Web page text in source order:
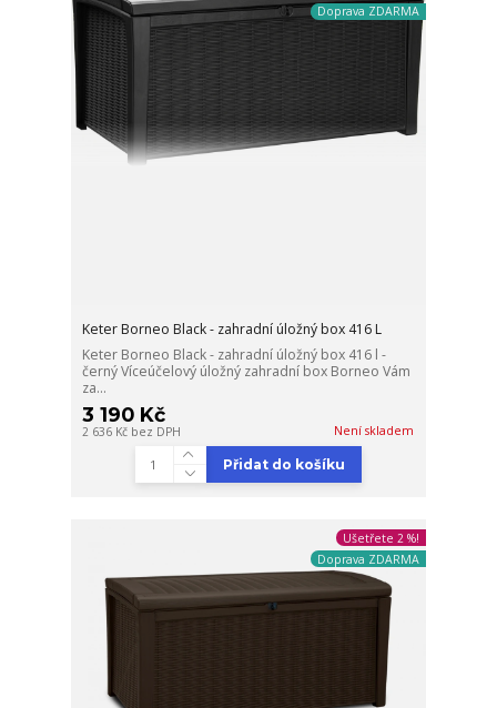
Doprava ZDARMA
Keter Borneo Black - zahradní úložný box 416 L
Keter Borneo Black - zahradní úložný box 416 l -
černý Víceúčelový úložný zahradní box Borneo Vám
za...
3 190 Kč
2 636 Kč bez DPH Není skladem
Přidat do košíku
Ušetřete 2 %!
Doprava ZDARMA